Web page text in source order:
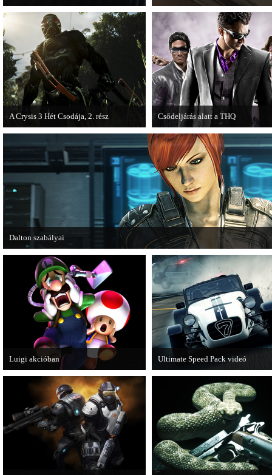
Megjött a Lightning Returns:
Fantasy XIII című játék első
videója.
A PAL régióban a PS3 átlépte a 30
milliós eladott darabszámot.
A Crysis 3 Hét Csodája, 2. rész
második része, amely a The Hunt címet
kapta.
Csődeljárás alatt a THQ
Egy újabb videojáték-kiadó került
csődeljárás alá, aki nem más, mint
THQ.
Dalton szabályai
Új videóval jelentkezik az Insomniac Games játéka, a Fuse.
Luigi akcióban
A Nintendo 3DS-re készülő Luigi's
Mansion: Dark Moon újabb képeken
mutatja meg magát.
Ultimate Speed Pack videó
Már elérhető a Need for Speed
Wanted első nagyobb kiegészítő